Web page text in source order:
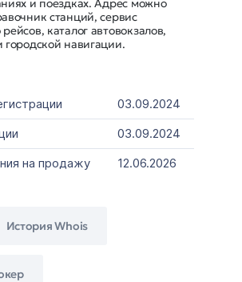
и поездках. Адрес можно
станций, сервис
каталог автовокзалов,
городской навигации.
03.09.2024
03.09.2024
на продажу
12.06.2026
История Whois